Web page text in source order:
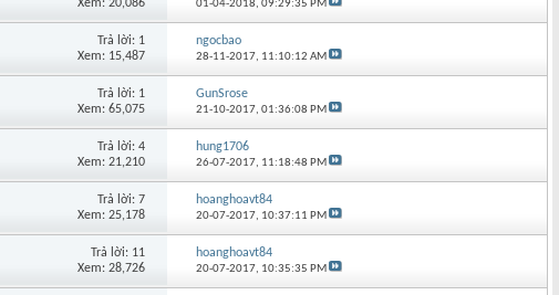
Xem: 20,086 01-04-2018,09:29:35 PM
Trả lời: 1
Xem: 15,487
ngocbao
28-11-2017, 11:10:12 AM
Trả lời: 1
Xem: 65,075
GunSrose
21-10-2017,01:36:08 PM
Trả lời: 4
Xem: 21,210
hung1706
26-07-2017, 11:18:48 PM
Trả lời: 7
Xem: 25,178
hoanghoavt84
20-07-2017, 10:37:11 PM
Trả lời: 11
Xem: 28,726
hoanghoavt84
20-07-2017, 10:35:35 PM